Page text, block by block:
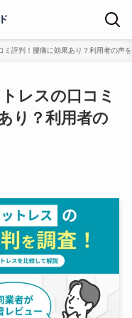
ミ評判！腰痛に効果あり？利用者の声
レスの口コミ
り？利用者の